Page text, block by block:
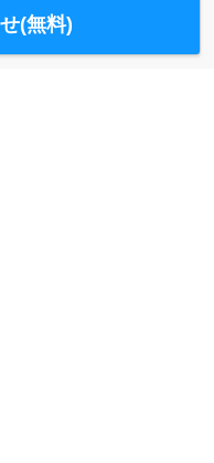
(無料)